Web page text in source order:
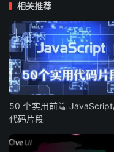
相关推荐
50 个实用前端
代码片段